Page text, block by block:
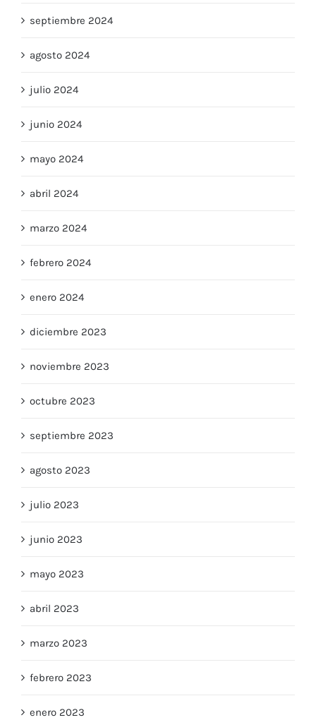
septiembre 2024
agosto 2024
julio 2024
junio 2024
mayo 2024
abril 2024
marzo 2024
febrero 2024
enero 2024
diciembre 2023
noviembre 2023
octubre 2023
septiembre 2023
agosto 2023
julio 2023
junio 2023
mayo 2023
abril 2023
marzo 2023
febrero 2023
enero 2023